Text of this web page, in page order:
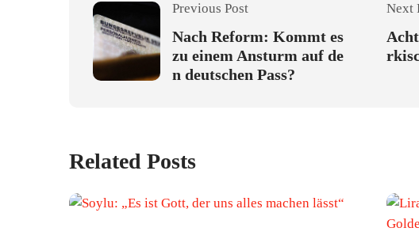
Previous Post
Nach Reform: Kommt es
zu einem Ansturm auf de
n deutschen Pass?
Next
Related Posts